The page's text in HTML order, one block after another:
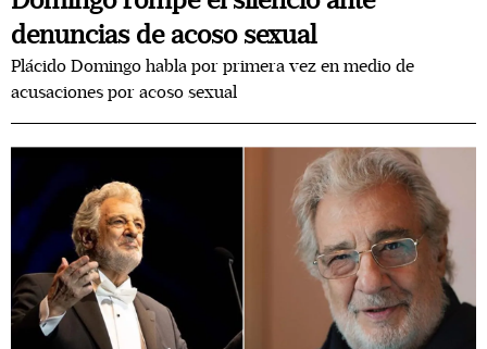
denuncias de acoso sexual
Plácido Domingo habla por primera vez en medio de
acusaciones por acoso sexual